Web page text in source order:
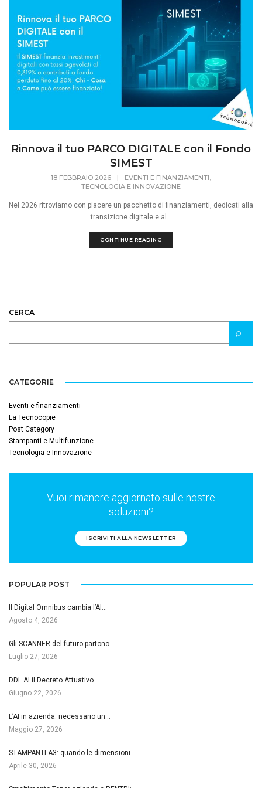
Rinnova il tuo PARCO DIGITALE con il Fondo
SIMEST
18 FEBBRAIO 2026 | EVENTI E FINANZIAMENTI,
TECNOLOGIA E INNOVAZIONE
Nel 2026 ritroviamo con piacere un pacchetto di finanziamenti, dedicati alla
transizione digitale e al...
CONTINUE READING
CERCA
CATEGORIE
Eventi e finanziamenti
La Tecnocopie
Post Category
Stampanti e Multifunzione
Tecnologia e Innovazione
Vuoi rimanere aggiornato sulle nostre
soluzioni?
ISCRIVITI ALLA NEWSLETTER
POPULAR POST
Il Digital Omnibus cambia l’AI…
Agosto 4, 2026
Gli SCANNER del futuro partono…
Luglio 27, 2026
DDL AI il Decreto Attuativo…
Giugno 22, 2026
L’AI in azienda: necessario un…
Maggio 27, 2026
STAMPANTI A3: quando le dimensioni…
Aprile 30, 2026